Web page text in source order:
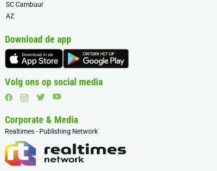
SC Cambuur
AZ
Download de app
Volg ons op social media
Corporate & Media
Realtimes - Publishing Network